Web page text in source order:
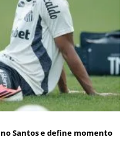
Santos e define momento